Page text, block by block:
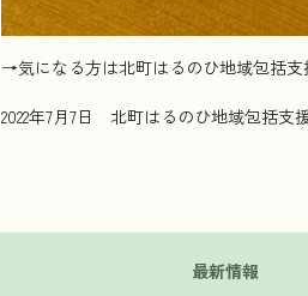
→気になる方は北町はるのひ地域包括支
2022年7月7日 北町はるのひ地域包括支
最新情報